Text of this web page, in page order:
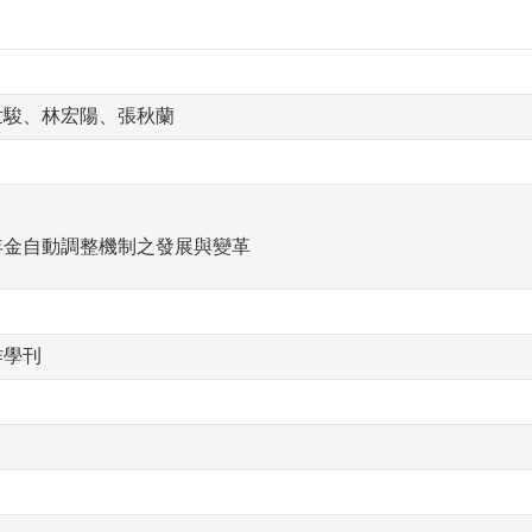
、林宏陽、張秋蘭
自動調整機制之發展與變革
刊